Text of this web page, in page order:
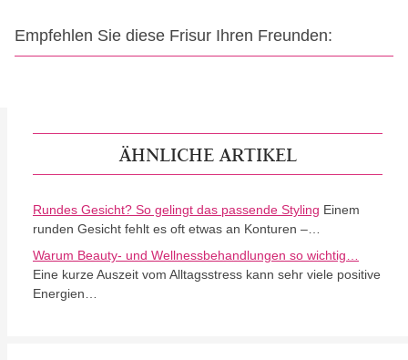
Empfehlen Sie diese Frisur Ihren Freunden:
ÄHNLICHE ARTIKEL
Rundes Gesicht? So gelingt das passende Styling Einem
runden Gesicht fehlt es oft etwas an Konturen –…
Warum Beauty- und Wellnessbehandlungen so wichtig…
Eine kurze Auszeit vom Alltagsstress kann sehr viele positive
Energien…